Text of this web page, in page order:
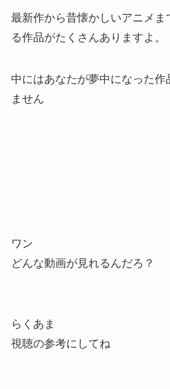
最新作から昔懐かしいアニメま
る作品がたくさんありますよ。
中にはあなたが夢中になった作
ません
ワン
どんな動画が見れるんだろ？
らくあま
視聴の参考にしてね